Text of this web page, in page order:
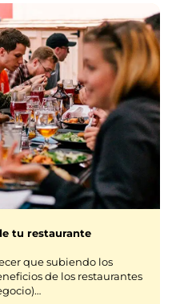
tu restaurante
que subiendo los
de los restaurantes